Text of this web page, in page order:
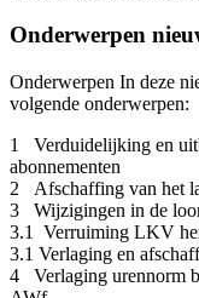
Onderwerpen
Onderwerpen In deze
volgende onderwerpen:
1 Verduidelijking en
abonnementen
2 Afschaffing van het
3 Wijzigingen in de
3.1 Verruiming LKV
3.1 Verlaging en
4 Verlaging urennorm